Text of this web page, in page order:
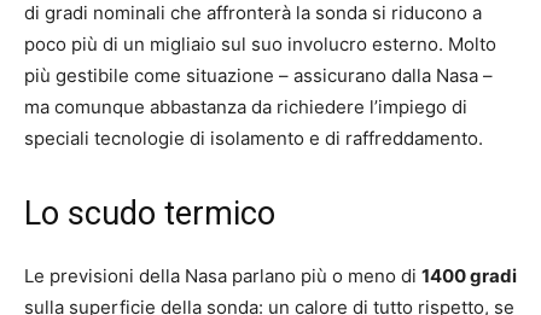
di gradi nominali che affronterà la sonda si riducono a
poco più di un migliaio sul suo involucro esterno. Molto
più gestibile come situazione – assicurano dalla Nasa –
ma comunque abbastanza da richiedere l’impiego di
speciali tecnologie di isolamento e di raffreddamento.
Lo scudo termico
Le previsioni della Nasa parlano più o meno di 1400 gradi
sulla superficie della sonda: un calore di tutto rispetto, se